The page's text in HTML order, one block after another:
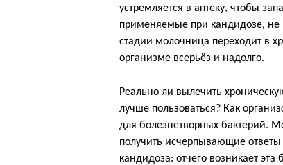
устремляется в аптеку, чтобы
применяемые при кандидозе, не
стадии молочница переходит в
организме всерьёз и надолго.
Реально ли вылечить
лучше пользоваться? Как
для болезнетворных бактерий.
получить исчерпывающие
кандидоза: отчего возникает